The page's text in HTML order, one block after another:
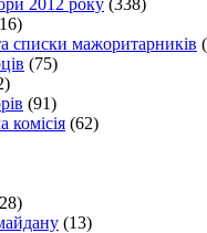
списки мажоритарників
(75)
(91)
комісія (62)
(13)